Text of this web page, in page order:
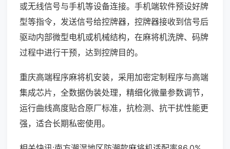
或无线信号与手机等设备连接。手机端软件预设好牌
型等指令，发送信号给控牌器，控牌器接收到信号后
驱动内部微型电机或机械结构，在麻将机洗牌、码牌
过程中进行干预，达到控牌目的。
重庆高端程序麻将机安装，采用加密定制程序与高端
集成芯片，全数据伪装处理，精细化微量参数调节，
运行曲线高度贴合原厂标准，抗检测、抗干扰性能更
强，适合长期私密使用。